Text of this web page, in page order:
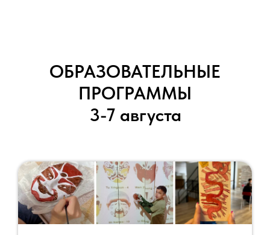
ОБРАЗОВАТЕЛЬНЫЕ
ПРОГРАММЫ
3-7 августа